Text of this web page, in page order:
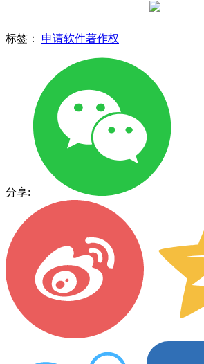
标签： 申请软件著作权
分享: